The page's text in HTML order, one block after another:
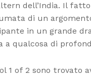
dell’India. Il
di un
in un grande
a qualcosa di
1 of 2 sono trovato